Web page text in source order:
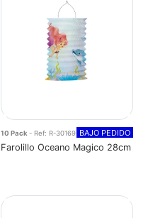
10 Pack - Ref: R-30169 BAJO PEDIDO
Farolillo Oceano Magico 28cm